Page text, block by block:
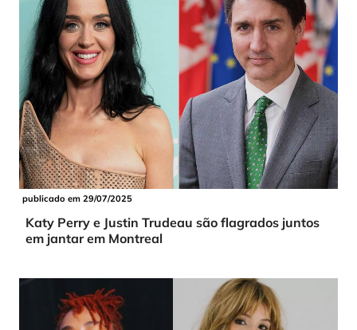
publicado em 29/07/2025
Katy Perry e Justin Trudeau são flagrados juntos
em jantar em Montreal